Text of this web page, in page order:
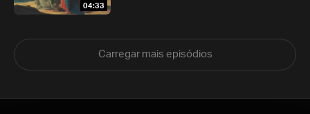
04:33
Carregar mais episódios